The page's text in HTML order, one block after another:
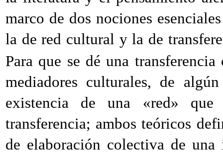
marco de dos nociones
la de red cultural y la de
Para que se dé una
mediadores culturales, de
existencia de una «red»
transferencia; ambos teóricos
de elaboración colectiva de